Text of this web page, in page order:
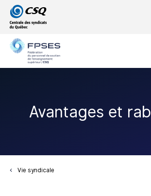
Passer
au
menu
principal
Passer
au
contenu
Avantages et
Vie syndicale